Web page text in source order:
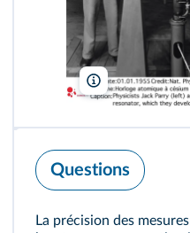
Nat. Phys Lab/
Questions
La précision des